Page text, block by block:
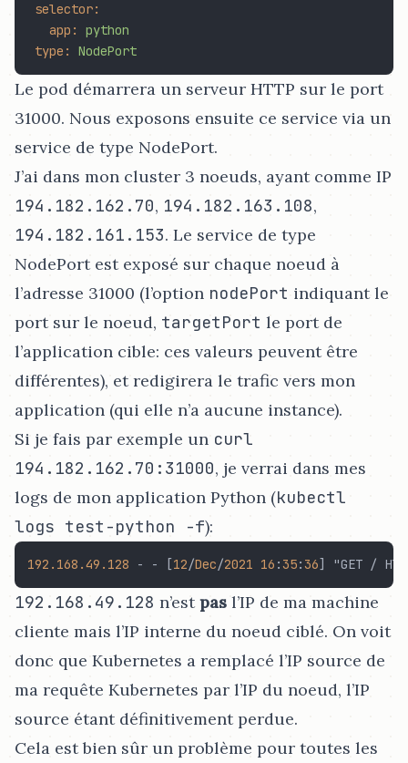
selector:
app:
python
type:
NodePort
Le pod démarrera un serveur HTTP sur le port
31000. Nous exposons ensuite ce service via un
service de type NodePort.
J’ai dans mon cluster 3 noeuds, ayant comme IP
194.182.162.70, 194.182.163.108,
194.182.161.153. Le service de type
NodePort est exposé sur chaque noeud à
l’adresse 31000 (l’option nodePort indiquant le
port sur le noeud, targetPort le port de
l’application cible: ces valeurs peuvent être
différentes), et redigirera le trafic vers mon
application (qui elle n’a aucune instance).
Si je fais par exemple un curl
194.182.162.70:31000, je verrai dans mes
logs de mon application Python (kubectl
logs test-python -f):
192.168 .49 .128 - - [12/Dec/2021 16 :35:36] "GET /
192.168.49.128 n’estpas l’IP de ma machine
cliente mais l’IP interne du noeud ciblé. On voit
donc que Kubernetes a remplacé l’IP source de
ma requête Kubernetes par l’IP du noeud, l’IP
source étant définitivement perdue.
Cela est bien sûr un problème pour toutes les